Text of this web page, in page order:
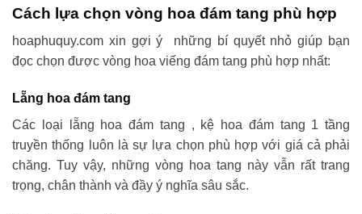
Cách lựa chọn vòng hoa đám tang phù hợp
hoaphuquy.com xin gợi ý những bí quyết nhỏ giúp bạn
đọc chọn được vòng hoa viếng đám tang phù hợp nhất:
Lẵng hoa đám tang
Các loại lẵng hoa đám tang , kệ hoa đám tang 1 tầng
truyền thống luôn là sự lựa chọn phù hợp với giá cả phải
chăng. Tuy vậy, những vòng hoa tang này vẫn rất trang
trọng, chân thành và đầy ý nghĩa sâu sắc.